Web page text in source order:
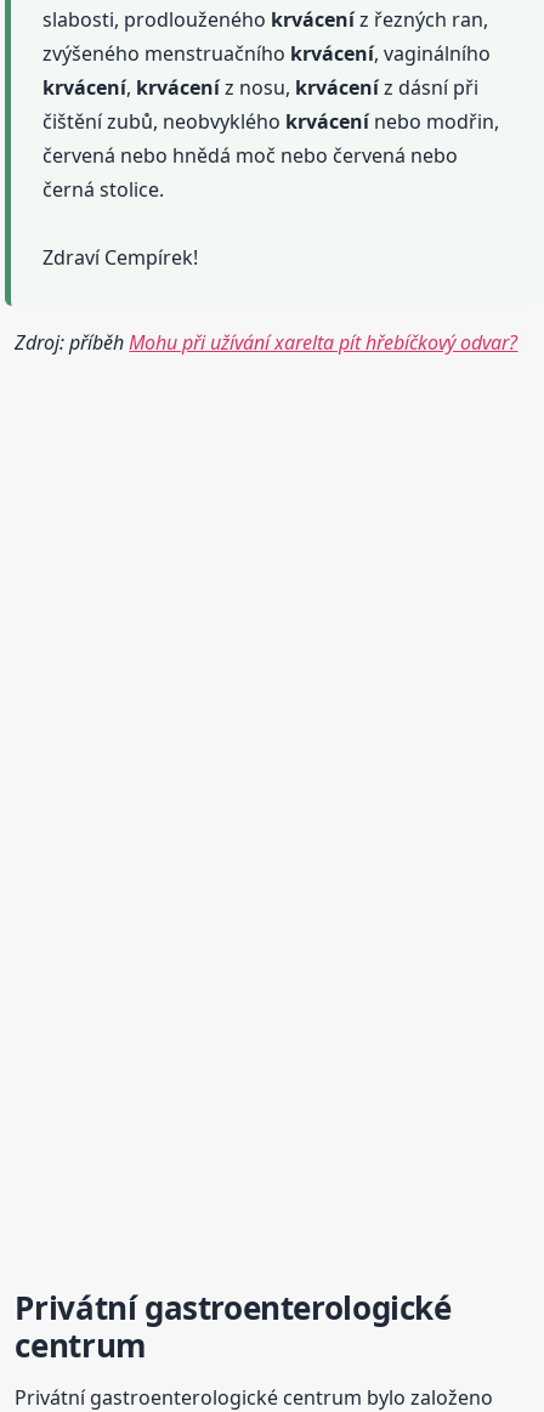
slabosti, prodlouženého krváceníz řezných ran,
zvýšeného menstruačního krvácení, vaginálního
krvácení, krváceníz nosu, krváceníz dásní při
čištění zubů, neobvyklého krvácenínebo modřin,
červená nebo hnědá moč nebo červená nebo
černá stolice.
Zdraví Cempírek!
Zdroj: příběhMohu při užívání xarelta pít hřebíčkový odvar?
Privátní gastroenterologické
centrum
Privátní gastroenterologické centrum bylo založeno